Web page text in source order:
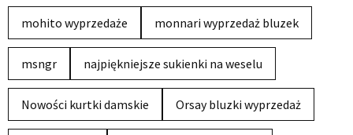
mohito wyprzedaże monnari wyprzedaż bluzek
msngr najpiękniejsze sukienki na weselu
Nowości kurtki damskie Orsay bluzki wyprzedaż